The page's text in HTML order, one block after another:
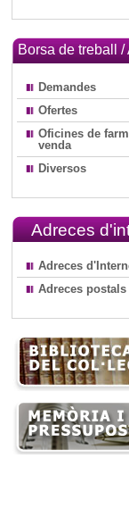
Borsa de treball /
Demandes
Ofertes
Oficines de
venda
Diversos
Adreces
Adreces
Adreces postals